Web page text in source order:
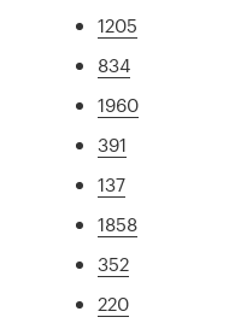
1205
834
1960
391
137
1858
352
220